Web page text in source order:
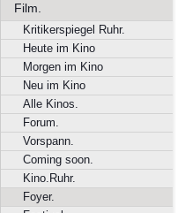
Film.
Kritikerspiegel Ruhr.
Heute im Kino
Morgen im Kino
Neu im Kino
Alle Kinos.
Forum.
Vorspann.
Coming soon.
Kino.Ruhr.
Foyer.